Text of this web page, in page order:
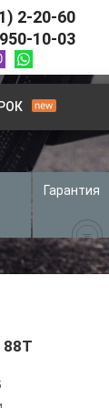
2-20-60
10-03
Гарантия
88T